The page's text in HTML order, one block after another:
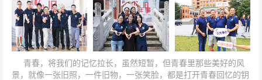
青春，将我们的记忆拉长，虽然短暂，但青春里那些美好的风
景，就像一张旧照，一件旧物，一张笑脸，都是打开青春回忆的钥